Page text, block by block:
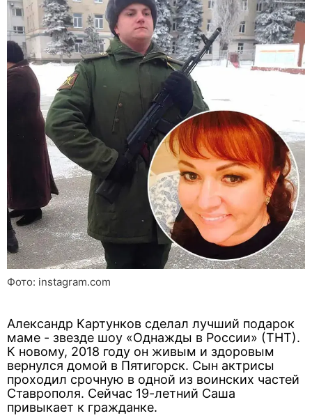
Фото: instagram.com
Александр Картунков сделал лучший подарок
маме - звезде шоу «Однажды в России» (ТНТ).
К новому, 2018 году он живым и здоровым
вернулся домой в Пятигорск. Сын актрисы
проходил срочную в одной из воинских частей
Ставрополя. Сейчас 19-летний Саша
привыкает к гражданке.